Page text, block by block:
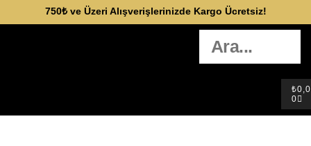
750₺ ve Üzeri Alışverişlerinizde Kargo Ücretsiz!
₺
0